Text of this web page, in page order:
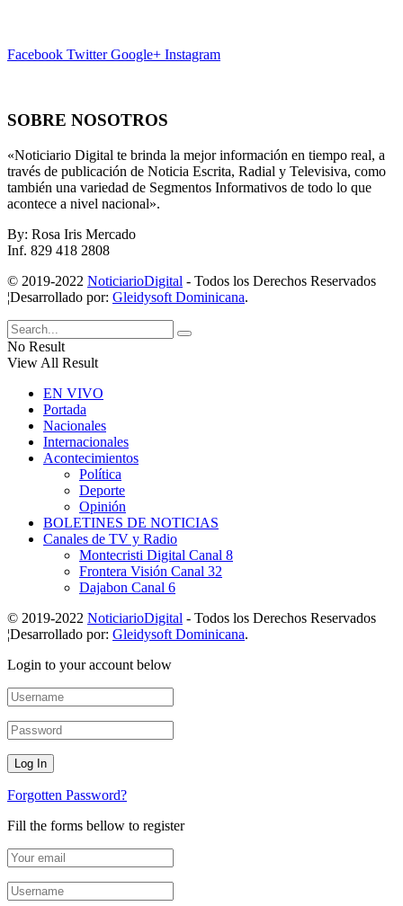
Facebook Twitter Google+ Instagram
SOBRE NOSOTROS
«Noticiario Digital te brinda la mejor información en tiempo real, a
través de publicación de Noticia Escrita, Radial y Televisiva, como
también una variedad de Segmentos Informativos de todo lo que
acontece a nivel nacional».
By: Rosa Iris Mercado
Inf. 829 418 2808
© 2019-2022 NoticiarioDigital - Todos los Derechos Reservados
¦Desarrollado por: Gleidysoft Dominicana.
No Result
View All Result
EN VIVO
Portada
Nacionales
Internacionales
Acontecimientos
Política
Deporte
Opinión
BOLETINES DE NOTICIAS
Canales de TV y Radio
Montecristi Digital Canal 8
Frontera Visión Canal 32
Dajabon Canal 6
© 2019-2022 NoticiarioDigital - Todos los Derechos Reservados
¦Desarrollado por: Gleidysoft Dominicana.
Login to your account below
Forgotten Password?
Fill the forms bellow to register